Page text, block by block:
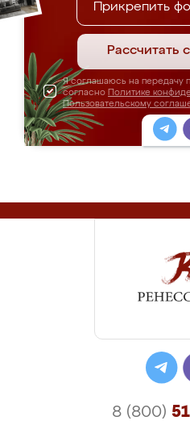
Прикрепить
Рассчитать
Я соглашаюсь на передачу
согласно Политике
Пользовательскому
8 (800)